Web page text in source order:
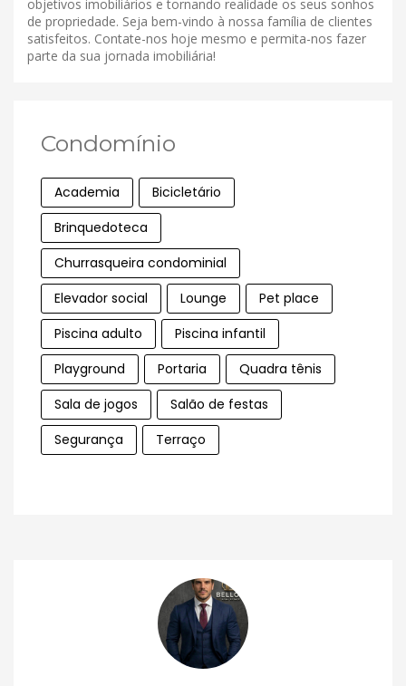
objetivos imobiliários e tornando realidade os seus sonhos
de propriedade. Seja bem-vindo à nossa família de clientes
satisfeitos. Contate-nos hoje mesmo e permita-nos fazer
parte da sua jornada imobiliária!
Condomínio
Academia
Bicicletário
Brinquedoteca
Churrasqueira condominial
Elevador social
Lounge
Pet place
Piscina adulto
Piscina infantil
Playground
Portaria
Quadra tênis
Sala de jogos
Salão de festas
Segurança
Terraço